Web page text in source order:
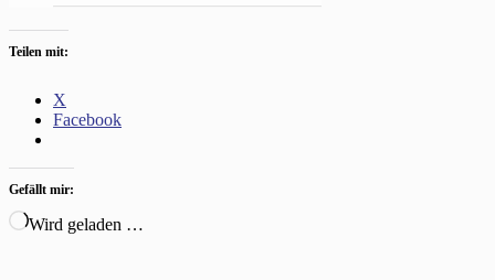
Teilen mit:
X
Facebook
Gefällt mir:
Wird geladen …